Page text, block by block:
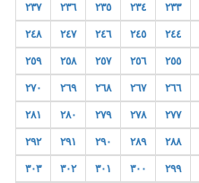
٢٣٣ ٢٣٤ ٢٣٥ ٢٣٦ ٢٣٧
٢٤٤ ٢٤٥ ٢٤٦ ٢٤٧ ٢٤٨
٢٥٥ ٢٥٦ ٢٥٧ ٢٥٨ ٢٥٩
٢٦٦ ٢٦٧ ٢٦٨ ٢٦٩ ٢٧٠
٢٧٧ ٢٧٨ ٢٧٩ ٢٨٠ ٢٨١
٢٨٨ ٢٨٩ ٢٩٠ ٢٩١ ٢٩٢
٢٩٩ ٣٠٠ ٣٠١ ٣٠٢ ٣٠٣